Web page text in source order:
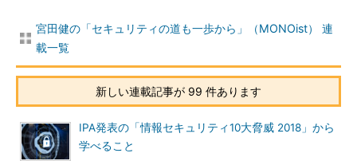
宮田健の「セキュリティの道も一歩から」（MONOist） 連
載一覧
新しい連載記事が 99 件あります
IPA発表の「情報セキュリティ10大脅威 2018」から
学べること